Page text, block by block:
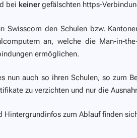
bei keiner gefälschten https-
Swisscom den Schulen bzw.
an, welche die Man-in-
ermöglichen.
nun auch so ihren Schulen, so zum
zu verzichten und nur die
zum Ablauf finden